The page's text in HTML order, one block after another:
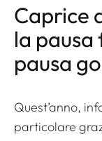
Caprice
la pausa
pausa
Quest’anno,
particolare